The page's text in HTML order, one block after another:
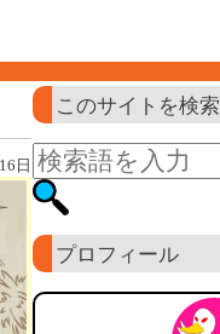
日
このサイトを検索
プロフィール